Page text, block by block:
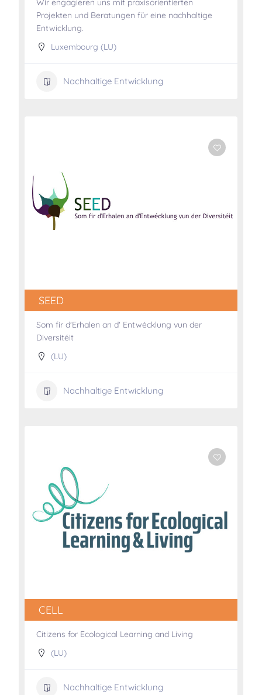
Wir engagieren uns mit praxisorientierten
Projekten und Beratungen für eine nachhaltige
Entwicklung.
Luxembourg (LU)
Nachhaltige Entwicklung
SEED
Som fir d'Erhalen an d' Entwécklung vun der
Diversitéit
(LU)
Nachhaltige Entwicklung
CELL
Citizens for Ecological Learning and Living
(LU)
Nachhaltige Entwicklung